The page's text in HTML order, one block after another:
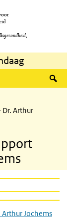
Dr. Arthur
Arthur Jochems